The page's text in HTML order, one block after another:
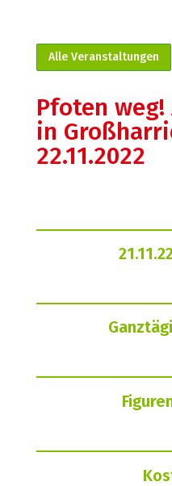
Alle Veranstaltungen
Pfoten
in
22.11.2022